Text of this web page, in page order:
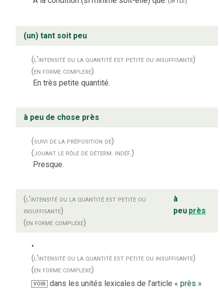
(un) tant soit peu
(l'intensité ou la quantité est petite ou insuffisante)
(en forme complexe)
En très petite quantité.
à peu de chose près
(suivi de la préposition de)
(jouant le rôle de déterm. indéf.)
Presque.
(l'intensité ou la quantité est petite ou
insuffisante)
(en forme complexe)
à
peu près
(l'intensité ou la quantité est petite ou insuffisante)
(en forme complexe)
VOIR dans les unités lexicales de l’article «près »